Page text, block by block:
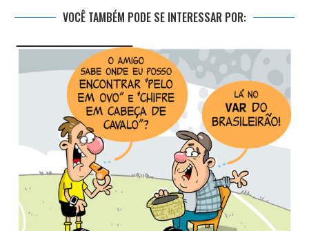
VOCÊ TAMBÉM PODE SE INTERESSAR POR: